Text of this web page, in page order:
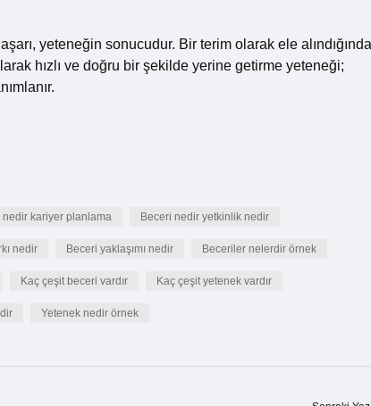
yeteneğin sonucudur. Bir terim olarak ele
hızlı ve doğru bir şekilde yerine getirme yeteneği;
nedir kariyer planlama Beceri nedir yetkinlik nedir
nedir Beceri yaklaşımı nedir Beceriler nelerdir örnek
Kaç çeşit beceri vardır Kaç çeşit yetenek vardır
Yetenek nedir örnek